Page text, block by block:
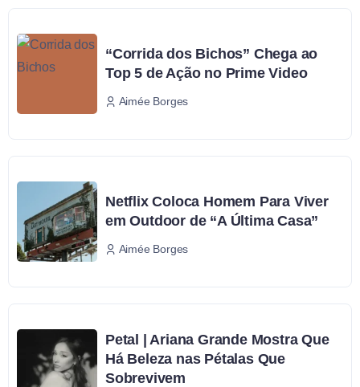
“Corrida dos Bichos” Chega ao
Top 5 de Ação no Prime Video
Aimée Borges
Netflix Coloca Homem Para Viver
em Outdoor de “A Última Casa”
Aimée Borges
Petal | Ariana Grande Mostra Que
Há Beleza nas Pétalas Que
Sobrevivem